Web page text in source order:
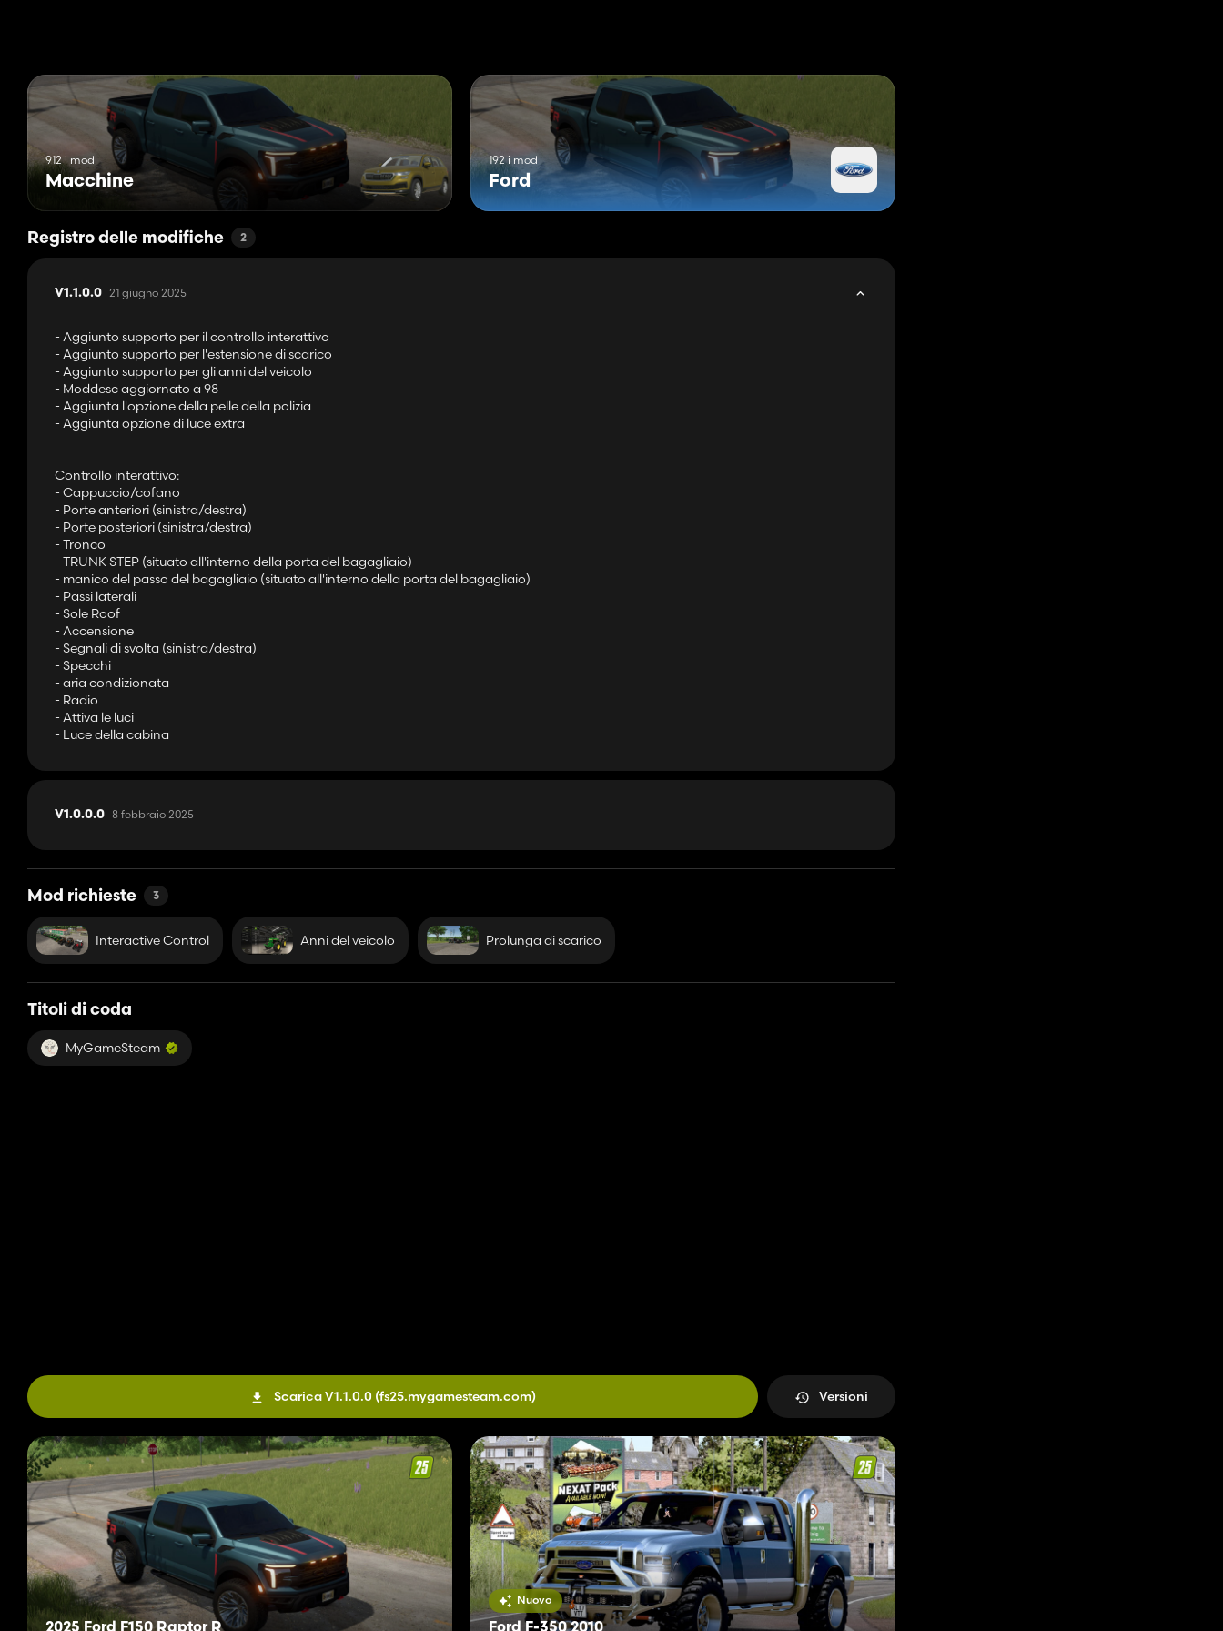
912 i mod
Macchine
192 i mod
Ford
Registro delle modifiche 2
V1.1.0.0 21 giugno 2025
- Aggiunto supporto per il controllo interattivo
- Aggiunto supporto per l'estensione di scarico
- Aggiunto supporto per gli anni del veicolo
- Moddesc aggiornato a 98
- Aggiunta l'opzione della pelle della polizia
- Aggiunta opzione di luce extra
Controllo interattivo:
- Cappuccio/cofano
- Porte anteriori (sinistra/destra)
- Porte posteriori (sinistra/destra)
- Tronco
- TRUNK STEP (situato all'interno della porta del bagagliaio)
- manico del passo del bagagliaio (situato all'interno della porta del bagagliaio)
- Passi laterali
- Sole Roof
- Accensione
- Segnali di svolta (sinistra/destra)
- Specchi
- aria condizionata
- Radio
- Attiva le luci
- Luce della cabina
V1.0.0.0 8 febbraio 2025
Mod richieste 3
Interactive Control Anni del veicolo Prolunga di scarico
Titoli di coda
MyGameSteam
Scarica V1.1.0.0 (fs25.mygamesteam.com) Versioni
Nuovo